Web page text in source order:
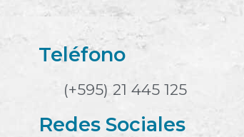
Teléfono
(+595) 21 445 125
Redes Sociales